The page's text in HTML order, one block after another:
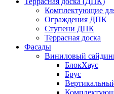
Комплектующие
Ограждения ДПК
Ступени ДПК
Террасная доска
Фасады
Виниловый
БлокХаус
Брус